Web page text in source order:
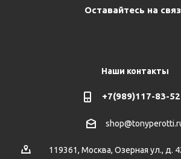
Оставайтесь на
Наши контакты
+7(989)117-83-52
119361, Москва, Озерная ул., д.